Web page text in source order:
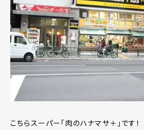
こちらスーパー「肉のハナマサ＋」です！